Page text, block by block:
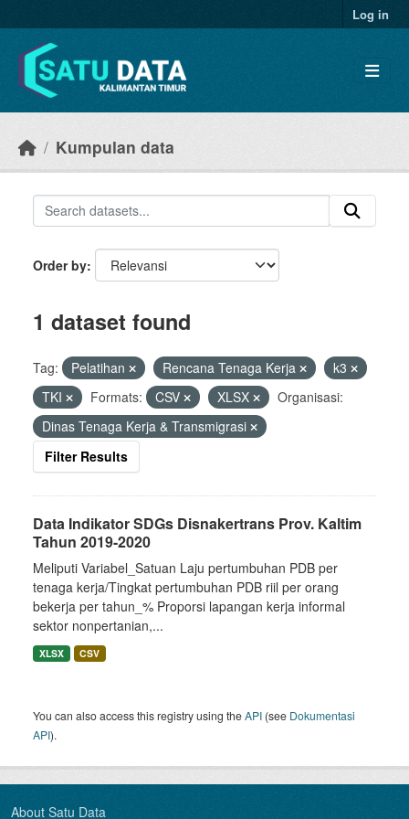
Log in
Kumpulan data
Order by
1 dataset found
Tag: Pelatihan Rencana Tenaga Kerja
k3
TKI
Formats: CSV XLSX
Organisasi:
Dinas Tenaga Kerja & Transmigrasi
Filter Results
Data Indikator SDGs Disnakertrans Prov. Kaltim
Tahun 2019-2020
Meliputi Variabel_Satuan Laju pertumbuhan PDB per
tenaga kerja/Tingkat pertumbuhan PDB riil per orang
bekerja per tahun_% Proporsi lapangan kerja informal
sektor nonpertanian,...
XLSX CSV
You can also access this registry using theAPI (see Dokumentasi
API).
About Satu Data